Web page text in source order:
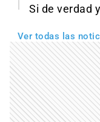
Si de verdad
Ver todas las